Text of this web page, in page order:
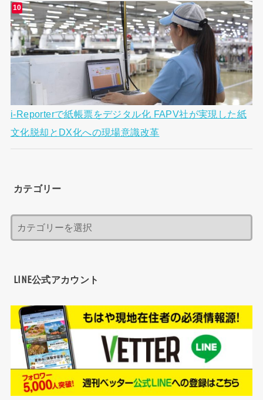
i-Reporterで紙帳票をデジタル化 FAPV社が実現した紙
文化脱却とDX化への現場意識改革
カテゴリー
LINE公式アカウント